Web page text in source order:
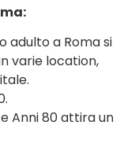
adulto a Roma si
varie location,
Anni 80 attira un